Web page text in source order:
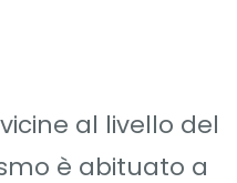
al livello del
è abituato a